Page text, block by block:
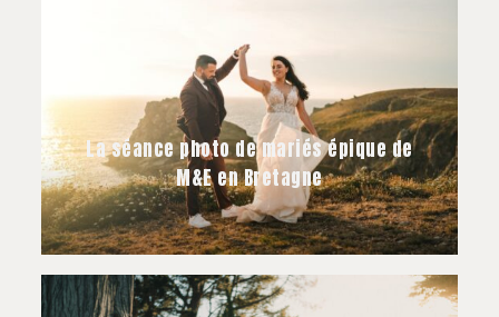
La séance photo de mariés épique de
M&E en Bretagne